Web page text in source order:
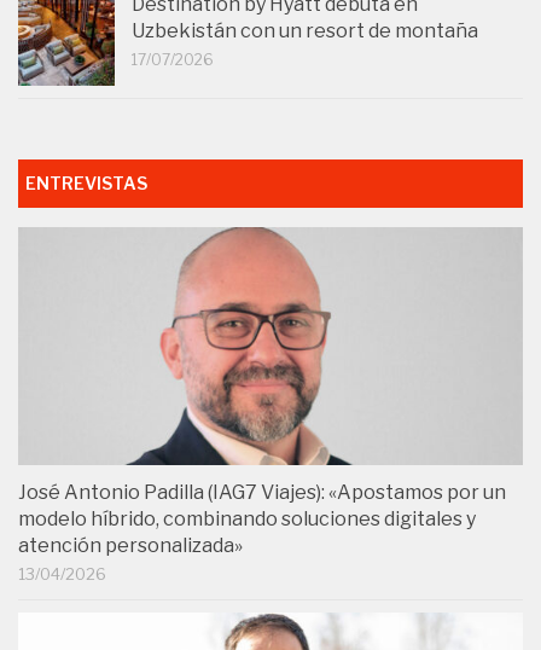
Uzbekistán con un resort de montaña
17/07/2026
ENTREVISTAS
José Antonio Padilla (IAG7 Viajes): «Apostamos por un
modelo híbrido, combinando soluciones digitales y
atención personalizada»
13/04/2026